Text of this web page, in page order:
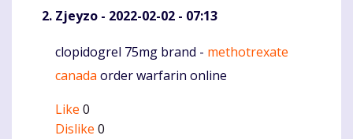
Zjeyzo - 2022-02-02 - 07:13
Komentaras
clopidogrel 75mg brand - methotrexate
canada order warfarin online
Like 0
Dislike 0